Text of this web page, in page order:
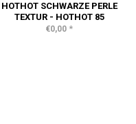
HOTHOT SCHWARZE PERLE
TEXTUR - HOTHOT 85
€0,00 *